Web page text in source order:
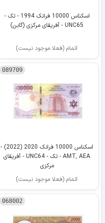
اسکناس 10000 فرانک 1994 - تک -
UNC65 - آفریقای مرکزی (گابن)
اتمام (فعلا موجود نیست)
089709
اسکناس 10000 فرانک 2020 (2022) -
AMT, AEA - تک - UNC64 - آفریقای
مرکزی
اتمام (فعلا موجود نیست)
068002